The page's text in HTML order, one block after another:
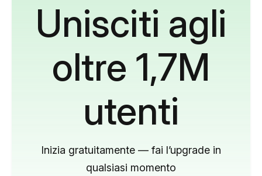
Unisciti agli
oltre 1,7M
utenti
Inizia gratuitamente — fai l’upgrade in
qualsiasi momento